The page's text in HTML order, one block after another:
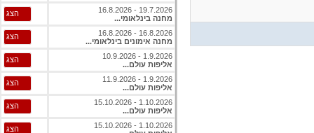
19.7.2026 - 16.8.2026
מחנה בינלאומי...
הצג
16.8.2026 - 16.8.2026
מחנה אימונים בינלאומי...
הצג
1.9.2026 - 10.9.2026
אליפות עולם...
הצג
1.9.2026 - 11.9.2026
אליפות עולם...
הצג
1.10.2026 - 15.10.2026
אליפות עולם...
הצג
1.10.2026 - 15.10.2026
הצג